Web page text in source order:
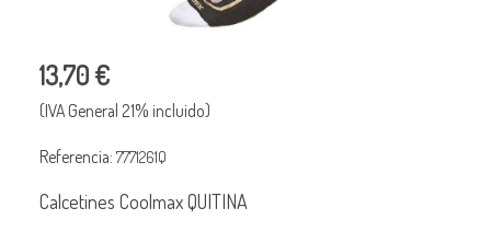
13,70 €
(IVA General 21% incluido)
Referencia: 7771261Q
Calcetines Coolmax QUITINA